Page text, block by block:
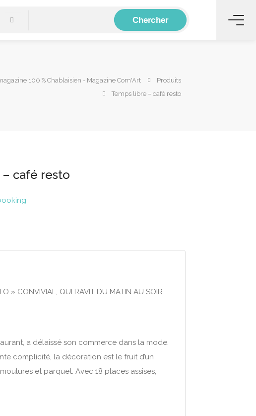
Chercher
100 % Chablaisien - Magazine Com'Art
Produits
Temps libre – café resto
café resto
» CONVIVIAL, QUI RAVIT DU MATIN AU SOIR
a délaissé son commerce dans la mode.
complicité, la décoration est le fruit d’un
et parquet. Avec 18 places assises,